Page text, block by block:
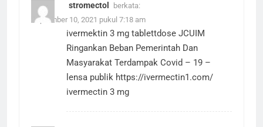
stromectol
berkata:
September 10, 2021 pukul 7:18 am
ivermektin 3 mg tablettdose JCUIM
Ringankan Beban Pemerintah Dan
Masyarakat Terdampak Covid – 19 –
lensa publik https://ivermectin1.com/
ivermectin 3 mg